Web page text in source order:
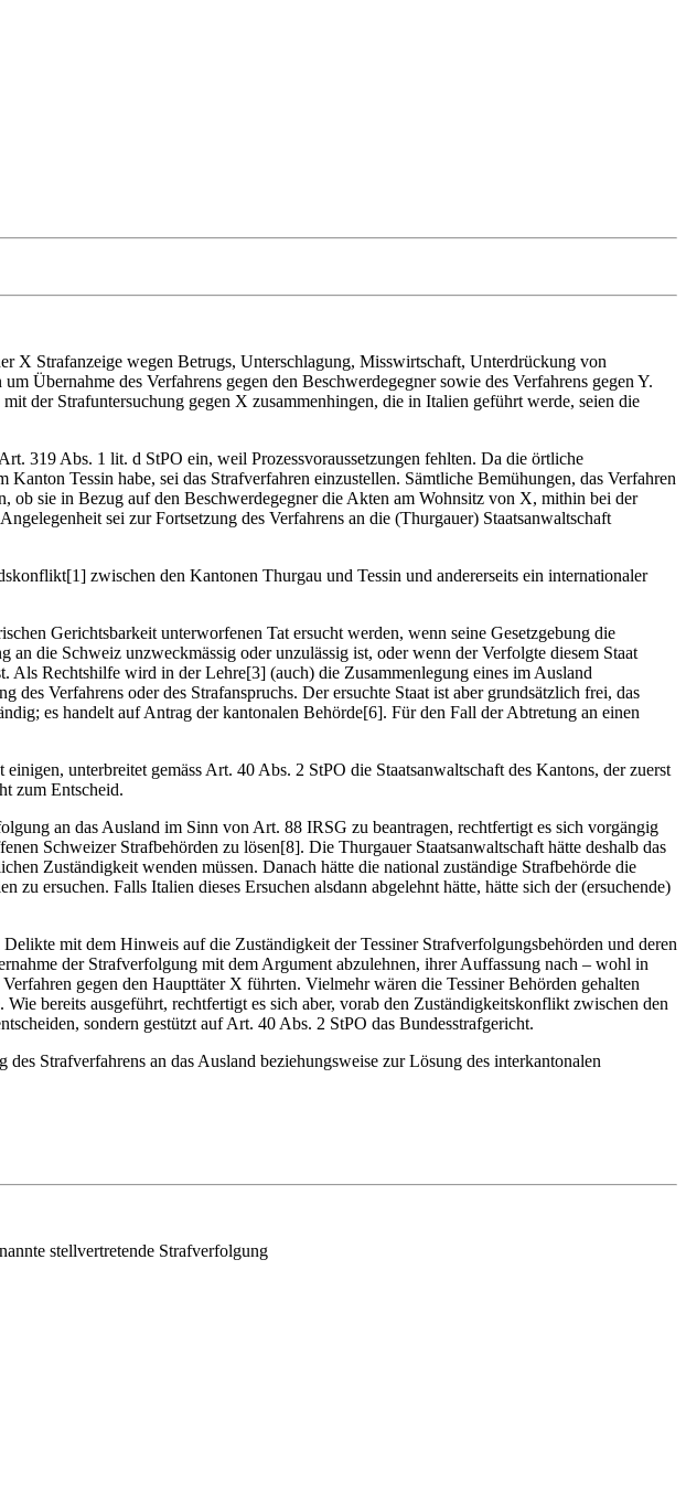
X Strafanzeige wegen Betrugs, Unterschlagung, Misswirtschaft, Unterdrückung von
Übernahme des Verfahrens gegen den Beschwerdegegner sowie des Verfahrens gegen Y.
der Strafuntersuchung gegen X zusammenhingen, die in Italien geführt werde, seien die
319 Abs. 1 lit. d StPO ein, weil Prozessvoraussetzungen fehlten. Da die örtliche
Tessin habe, sei das Strafverfahren einzustellen. Sämtliche Bemühungen, das Verfahren
ob sie in Bezug auf den Beschwerdegegner die Akten am Wohnsitz von X, mithin bei der
sei zur Fortsetzung des Verfahrens an die (Thurgauer) Staatsanwaltschaft
zwischen den Kantonen Thurgau und Tessin und andererseits ein internationaler
Gerichtsbarkeit unterworfenen Tat ersucht werden, wenn seine Gesetzgebung die
die Schweiz unzweckmässig oder unzulässig ist, oder wenn der Verfolgte diesem Staat
Als Rechtshilfe wird in der Lehre[3] (auch) die Zusammenlegung eines im Ausland
Verfahrens oder des Strafanspruchs. Der ersuchte Staat ist aber grundsätzlich frei, das
es handelt auf Antrag der kantonalen Behörde[6]. Für den Fall der Abtretung an einen
unterbreitet gemäss Art. 40 Abs. 2 StPO die Staatsanwaltschaft des Kantons, der zuerst
zum Entscheid.
an das Ausland im Sinn von Art. 88 IRSG zu beantragen, rechtfertigt es sich vorgängig
Schweizer Strafbehörden zu lösen[8]. Die Thurgauer Staatsanwaltschaft hätte deshalb das
Zuständigkeit wenden müssen. Danach hätte die national zuständige Strafbehörde die
ersuchen. Falls Italien dieses Ersuchen alsdann abgelehnt hätte, hätte sich der (ersuchende)
mit dem Hinweis auf die Zuständigkeit der Tessiner Strafverfolgungsbehörden und deren
der Strafverfolgung mit dem Argument abzulehnen, ihrer Auffassung nach – wohl in
gegen den Haupttäter X führten. Vielmehr wären die Tessiner Behörden gehalten
bereits ausgeführt, rechtfertigt es sich aber, vorab den Zuständigkeitskonflikt zwischen den
sondern gestützt auf Art. 40 Abs. 2 StPO das Bundesstrafgericht.
Strafverfahrens an das Ausland beziehungsweise zur Lösung des interkantonalen
stellvertretende Strafverfolgung